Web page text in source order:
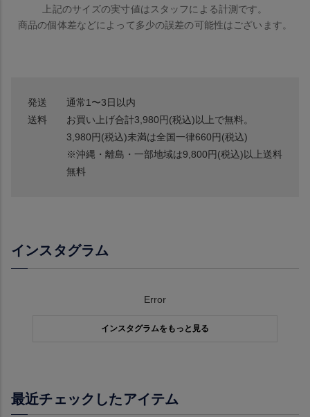
上記のサイズの実寸値はスタッフによる計測です。
商品の個体差などによって多少の誤差の可能性はございます。
発送
通常1〜3日以内
送料
お買い上げ合計3,980円(税込)以上で無料。
3,980円(税込)未満は全国一律660円(税込)
※沖縄・離島・一部地域は9,800円(税込)以上送料
無料
インスタグラム
Error
インスタグラムをもっと見る
最近チェックしたアイテム